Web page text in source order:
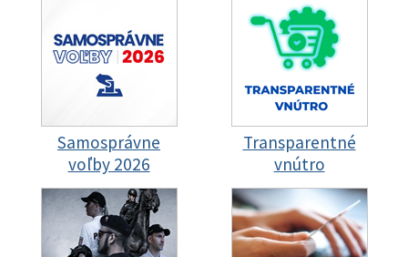
Samosprávne
voľby 2026
Transparentné
vnútro